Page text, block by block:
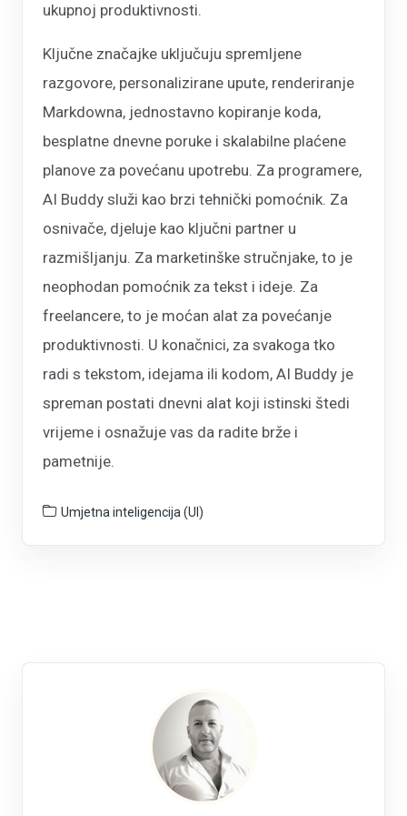
ukupnoj produktivnosti.
Ključne značajke uključuju spremljene
razgovore, personalizirane upute, renderiranje
Markdowna, jednostavno kopiranje koda,
besplatne dnevne poruke i skalabilne plaćene
planove za povećanu upotrebu. Za programere,
AI Buddy služi kao brzi tehnički pomoćnik. Za
osnivače, djeluje kao ključni partner u
razmišljanju. Za marketinške stručnjake, to je
neophodan pomoćnik za tekst i ideje. Za
freelancere, to je moćan alat za povećanje
produktivnosti. U konačnici, za svakoga tko
radi s tekstom, idejama ili kodom, AI Buddy je
spreman postati dnevni alat koji istinski štedi
vrijeme i osnažuje vas da radite brže i
pametnije.
Umjetna inteligencija (UI)